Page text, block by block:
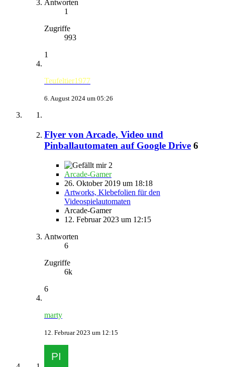
Antworten
1
Zugriffe
993
1
Teufeltier1977
6. August 2024 um 05:26
Flyer von Arcade, Video und
Pinballautomaten auf Google Drive 6
2
Arcade-Gamer
26. Oktober 2019 um 18:18
Artworks, Klebefolien für den
Videospielautomaten
Arcade-Gamer
12. Februar 2023 um 12:15
Antworten
6
Zugriffe
6k
6
marty
12. Februar 2023 um 12:15